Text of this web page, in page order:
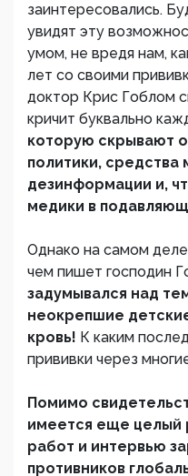
заинтересовались.
увидят эту
умом, не вредя нам,
лет со своими
доктор Крис Гоблом
кричит буквально
которую скрывают
политики,
дезинформации и,
медики в
Однако на самом
чем пишет господин
задумывался над
неокрепшие
кровь! К каким
прививки через
Помимо
имеется еще целый
работ и интервью
противников